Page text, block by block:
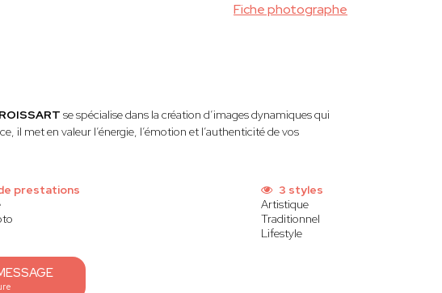
Fiche photographe
se spécialise dans la création d’images dynamiques qui
il met en valeur l’énergie, l’émotion et l’authenticité de vos
prestations
3 styles
Artistique
Traditionnel
Lifestyle